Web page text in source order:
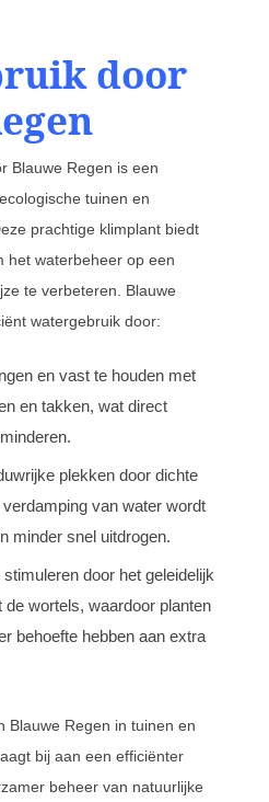
door
Blauwe Regen is een
tuinen en
prachtige klimplant biedt
het waterbeheer op een
te verbeteren. Blauwe
watergebruik door:
en vast te houden met
en takken, wat direct
plekken door dichte
van water wordt
minder snel uitdrogen.
door het geleidelijk
wortels, waardoor planten
behoefte hebben aan extra
Blauwe Regen in tuinen en
bij aan een efficiënter
beheer van natuurlijke